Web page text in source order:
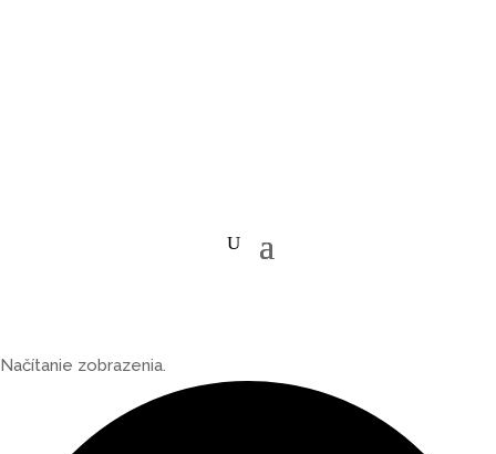
Načítanie zobrazenia.